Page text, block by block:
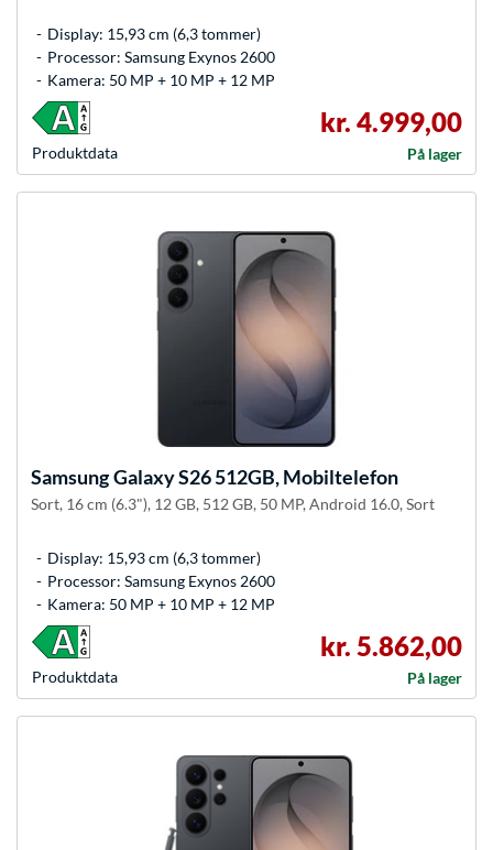
Display: 15,93 cm (6,3 tommer)
Processor: Samsung Exynos 2600
Kamera: 50 MP + 10 MP + 12 MP
Produkt­data
kr. 4.999,00
På lager
SamsungGalaxy S26 512GB, Mobiltelefon
Sort, 16 cm (6.3"), 12 GB, 512 GB, 50 MP, Android 16.0, Sort
Display: 15,93 cm (6,3 tommer)
Processor: Samsung Exynos 2600
Kamera: 50 MP + 10 MP + 12 MP
Produkt­data
kr. 5.862,00
På lager